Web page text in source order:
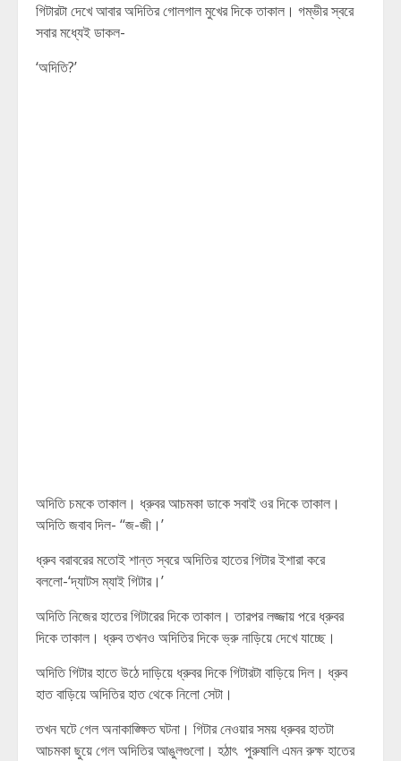
গিটারটা দেখে আবার অদিতির গোলগাল মুখের দিকে তাকাল। গম্ভীর স্বরে
সবার মধ্যেই ডাকল-
‘অদিতি?’
অদিতি চমকে তাকাল। ধ্রুবর আচমকা ডাকে সবাই ওর দিকে তাকাল।
অদিতি জবাব দিল- ‘‘জ-জী।’
ধ্রুব বরাবরের মতোই শান্ত স্বরে অদিতির হাতের গিটার ইশারা করে
বললো-‘দ্যাটস ম্যাই গিটার।’
অদিতি নিজের হাতের গিটারের দিকে তাকাল। তারপর লজ্জায় পরে ধ্রুবর
দিকে তাকাল। ধ্রুব তখনও অদিতির দিকে ভ্রু নাড়িয়ে দেখে যাচ্ছে।
অদিতি গিটার হাতে উঠে দাড়িয়ে ধ্রুবর দিকে গিটারটা বাড়িয়ে দিল। ধ্রুব
হাত বাড়িয়ে অদিতির হাত থেকে নিলো সেটা।
তখন ঘটে গেল অনাকাঙ্ক্ষিত ঘটনা। গিটার নেওয়ার সময় ধ্রুবর হাতটা
আচমকা ছুয়ে গেল অদিতির আঙুলগুলো। হঠাৎ পুরুষালি এমন রুক্ষ হাতের